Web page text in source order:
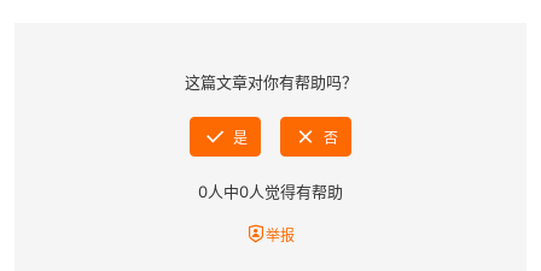
这篇文章对你有帮助吗？
是 否
0人中0人觉得有帮助
举报